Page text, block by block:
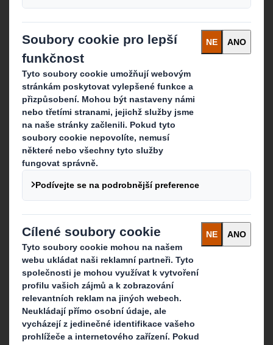
Co děláme
Packaging solutions
Kontaktujte nás
Naše závody
Kontaktujte nás
Sledujte nás